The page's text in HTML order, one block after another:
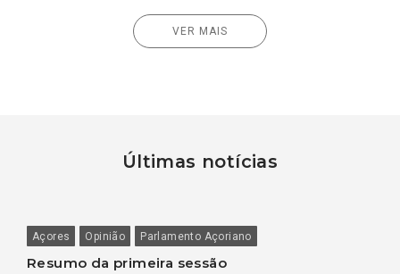
VER MAIS
Últimas notícias
Açores Opinião Parlamento Açoriano
Resumo da primeira sessão